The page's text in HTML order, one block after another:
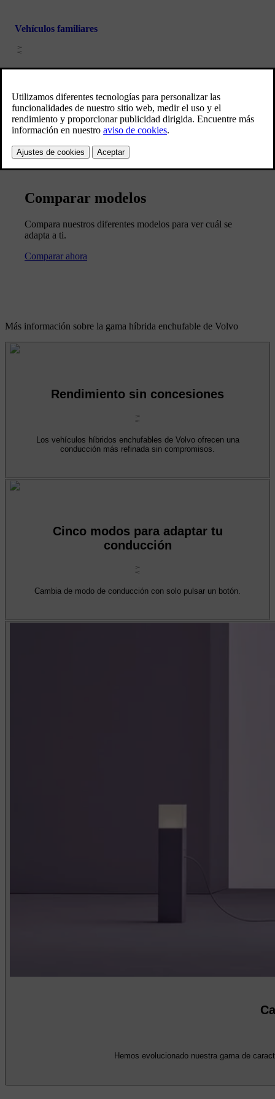
Vehículos familiares
Comparar modelos
Compara nuestros diferentes modelos para ver cuál se
adapta a ti.
Comparar ahora
Más información sobre la gama híbrida enchufable de Volvo
Rendimiento sin concesiones
Los vehículos híbridos enchufables de Volvo ofrecen una
conducción más refinada sin compromisos.
Cinco modos para adaptar tu
conducción
Cambia de modo de conducción con solo pulsar un botón.
Hemos evolucionado nuestra gama de